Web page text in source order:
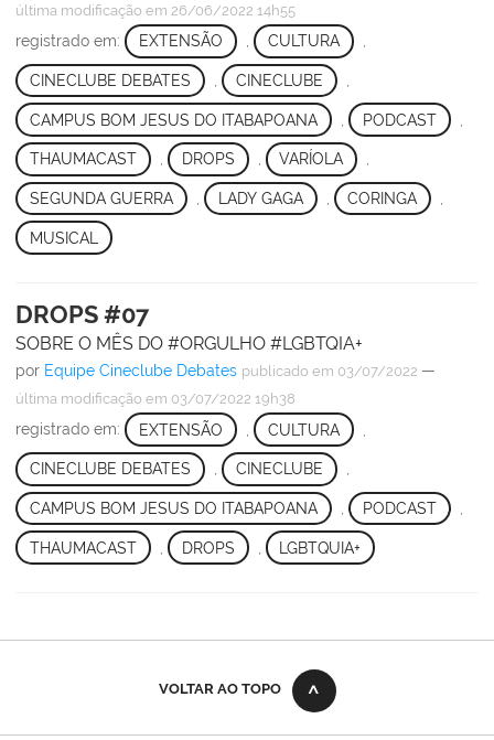
última modificação em 26/06/2022 14h55
registrado em: EXTENSÃO , CULTURA ,
CINECLUBE DEBATES CINECLUBE
CAMPUS BOM JESUS DO ITABAPOANA PODCAST
THAUMACAST , DROPS , VARÍOLA ,
SEGUNDA GUERRA LADY GAGA CORINGA
MUSICAL
DROPS #07
SOBRE O MÊS DO #ORGULHO #LGBTQIA+
por Equipe Cineclube Debates publicado em 03/07/2022 —
última modificação em 03/07/2022 19h38
registrado em: EXTENSÃO CULTURA
CINECLUBE DEBATES , CINECLUBE ,
CAMPUS BOM JESUS DO ITABAPOANA PODCAST
THAUMACAST DROPS LGBTQUIA+
VOLTAR AO TOPO